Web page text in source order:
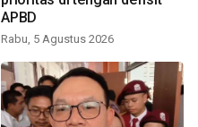
APBD
Rabu, 5 Agustus 2026